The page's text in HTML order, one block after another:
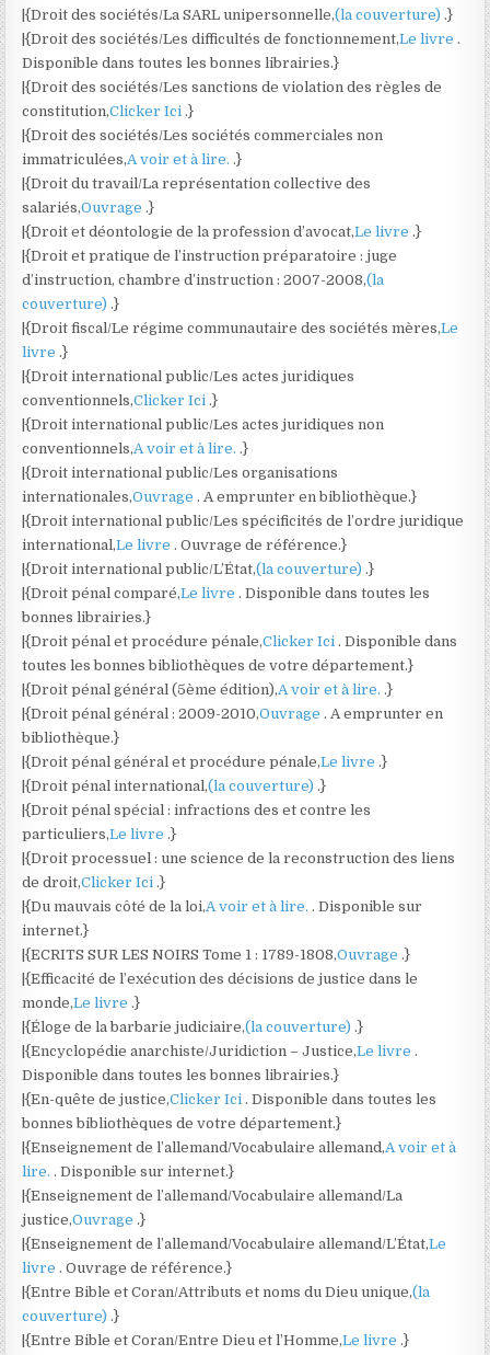
|{Droit des sociétés/La SARL unipersonnelle,(la couverture).}
|{Droit des sociétés/Les difficultés de fonctionnement,Le livre.
Disponible dans toutes les bonnes librairies.}
|{Droit des sociétés/Les sanctions de violation des règles de
constitution,Clicker Ici.}
|{Droit des sociétés/Les sociétés commerciales non
immatriculées,A voir et à lire..}
|{Droit du travail/La représentation collective des
salariés,Ouvrage.}
|{Droit et déontologie de la profession d’avocat,Le livre.}
|{Droit et pratique de l’instruction préparatoire : juge
d’instruction, chambre d’instruction : 2007-2008,(la
couverture).}
|{Droit fiscal/Le régime communautaire des sociétés mères,Le
livre.}
|{Droit international public/Les actes juridiques
conventionnels,Clicker Ici.}
|{Droit international public/Les actes juridiques non
conventionnels,A voir et à lire..}
|{Droit international public/Les organisations
internationales,Ouvrage. A emprunter en bibliothèque.}
|{Droit international public/Les spécificités de l’ordre juridique
international,Le livre. Ouvrage de référence.}
|{Droit international public/L’État,(la couverture).}
|{Droit pénal comparé,Le livre. Disponible dans toutes les
bonnes librairies.}
|{Droit pénal et procédure pénale,Clicker Ici. Disponible dans
toutes les bonnes bibliothèques de votre département.}
|{Droit pénal général (5ème édition),A voir et à lire..}
|{Droit pénal général : 2009-2010,Ouvrage. A emprunter en
bibliothèque.}
|{Droit pénal général et procédure pénale,Le livre.}
|{Droit pénal international,(la couverture).}
|{Droit pénal spécial : infractions des et contre les
particuliers,Le livre.}
|{Droit processuel : une science de la reconstruction des liens
de droit,Clicker Ici.}
|{Du mauvais côté de la loi,A voir et à lire.. Disponible sur
internet.}
|{ECRITS SUR LES NOIRS Tome 1 : 1789-1808,Ouvrage.}
|{Efficacité de l’exécution des décisions de justice dans le
monde,Le livre.}
|{Éloge de la barbarie judiciaire,(la couverture).}
|{Encyclopédie anarchiste/Juridiction – Justice,Le livre.
Disponible dans toutes les bonnes librairies.}
|{En-quête de justice,Clicker Ici. Disponible dans toutes les
bonnes bibliothèques de votre département.}
|{Enseignement de l’allemand/Vocabulaire allemand,A voir et à
lire.. Disponible sur internet.}
|{Enseignement de l’allemand/Vocabulaire allemand/La
justice,Ouvrage.}
|{Enseignement de l’allemand/Vocabulaire allemand/L’État,Le
livre. Ouvrage de référence.}
|{Entre Bible et Coran/Attributs et noms du Dieu unique,(la
couverture).}
|{Entre Bible et Coran/Entre Dieu et l’Homme,Le livre.}